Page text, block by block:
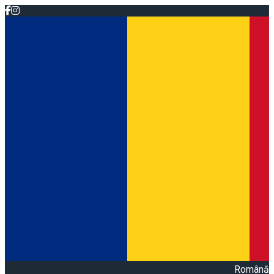
Română